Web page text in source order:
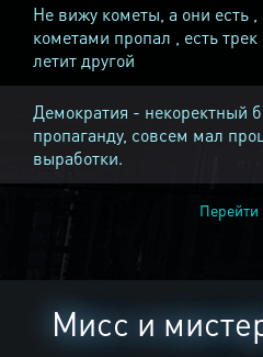
Не вижу кометы, а они есть ,
кометами пропал , есть трек
летит другой
Демократия - некоректный
пропаганду, совсем мал
выработки.
Перейти
Мисс и